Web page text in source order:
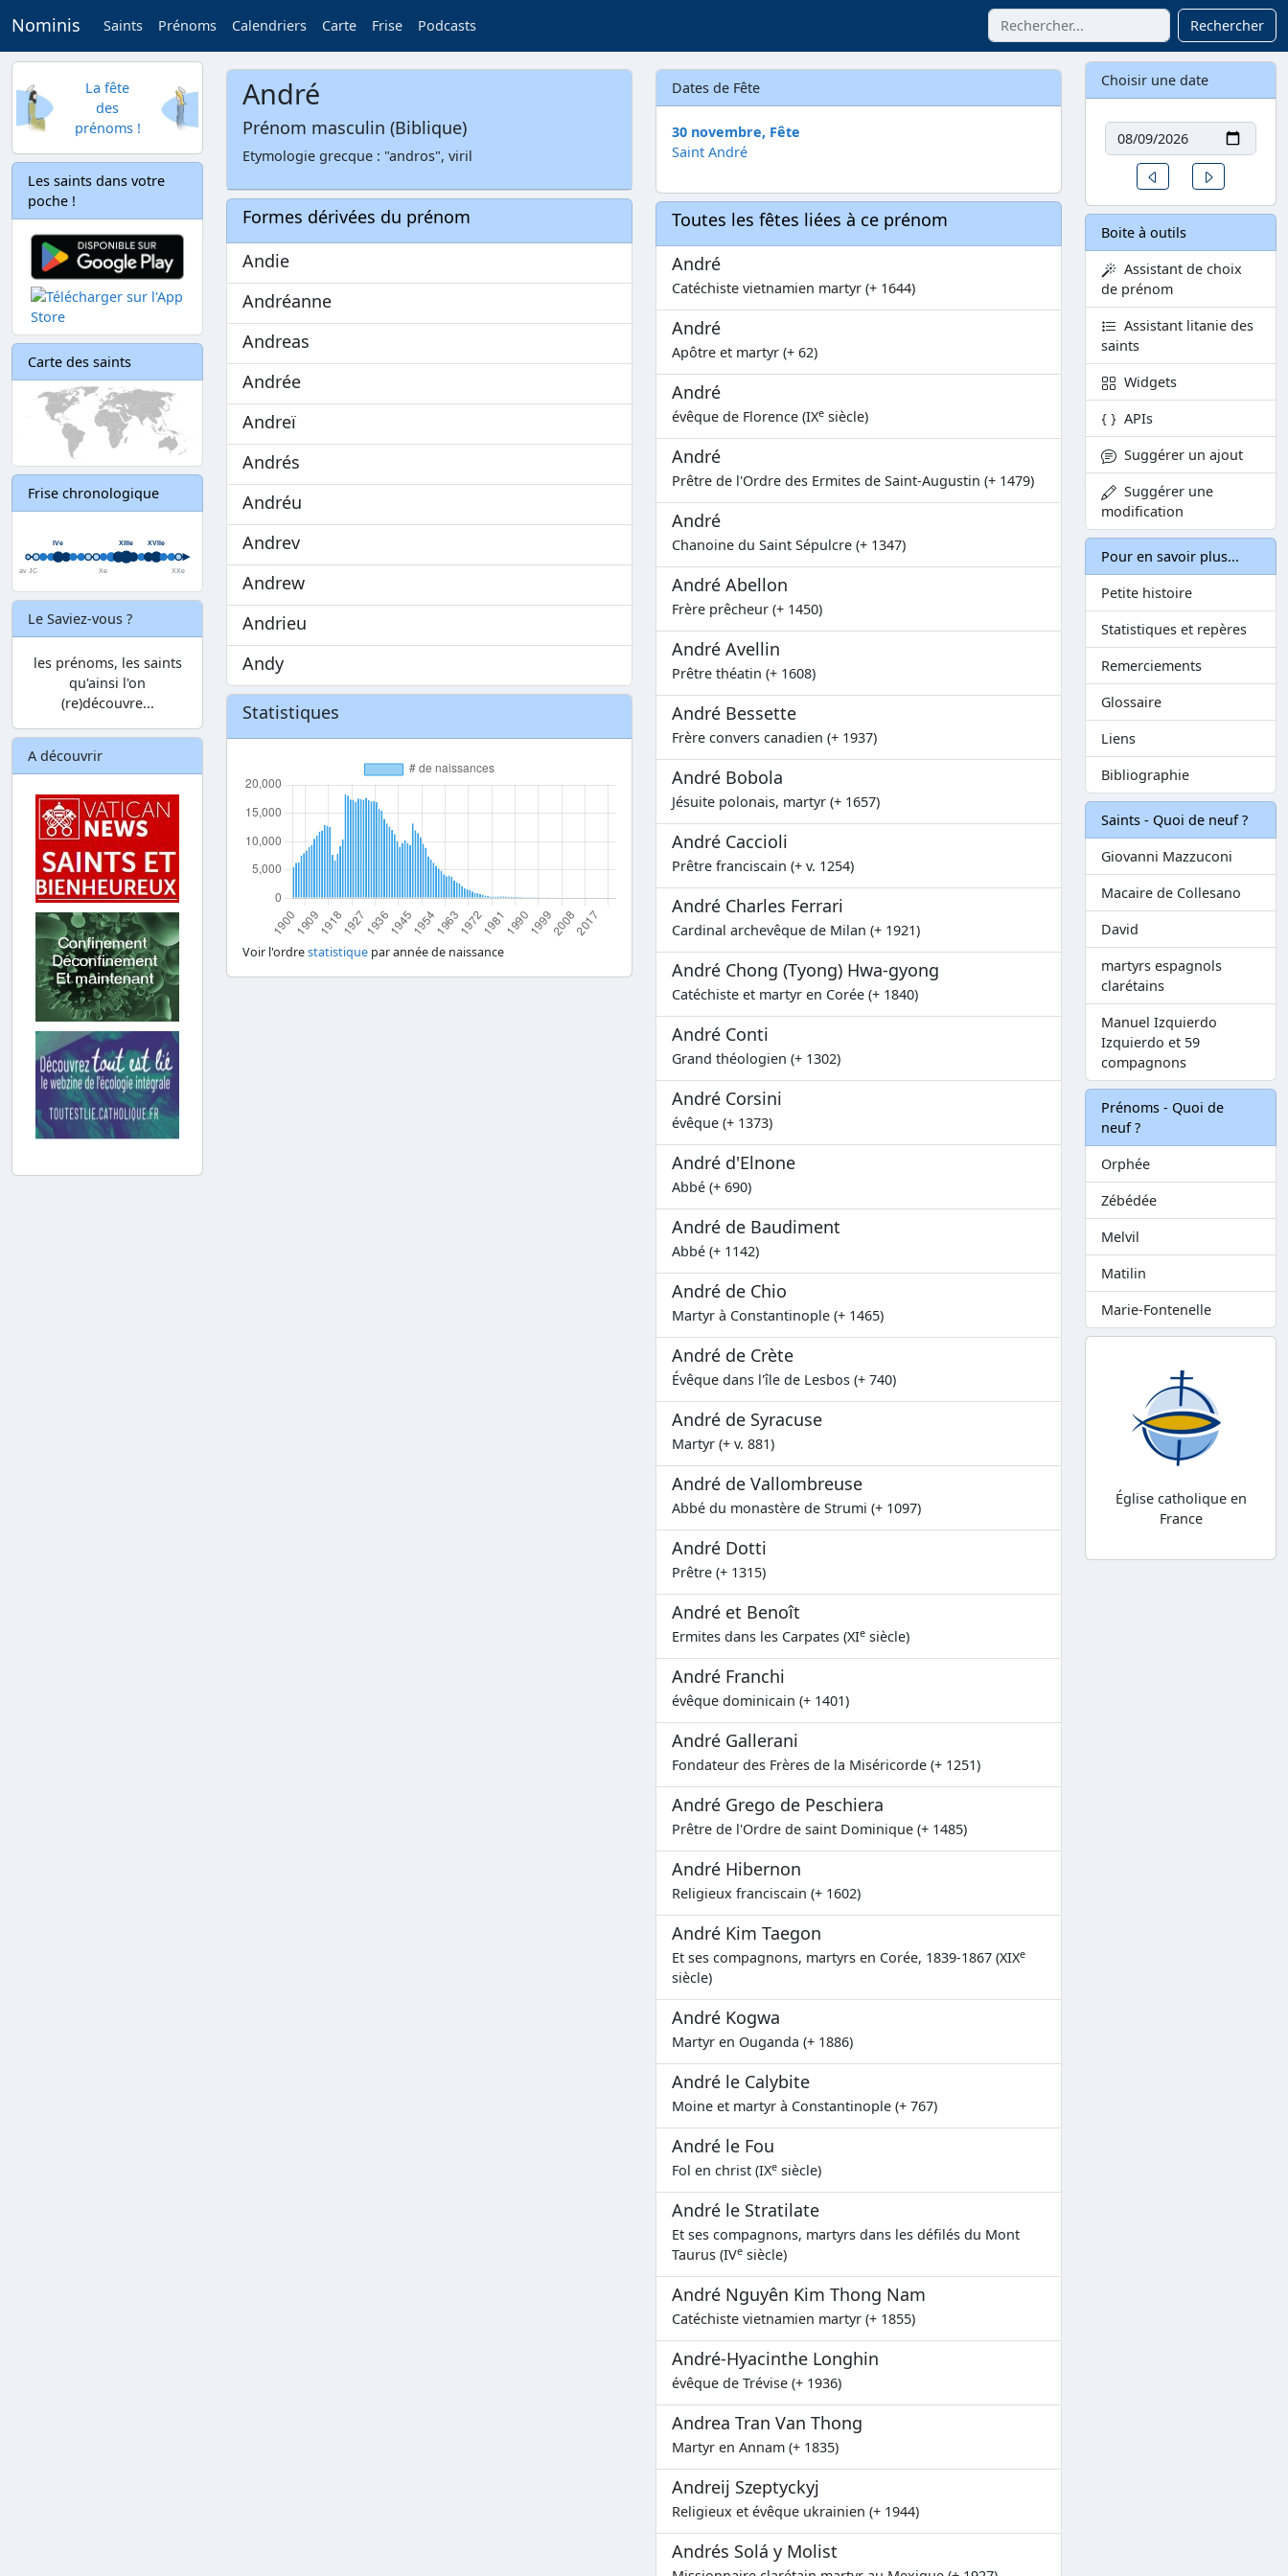
Nominis Saints Prénoms Calendriers Carte Frise Podcasts Rechercher
La fête
des
prénoms !
Les saints dans votre
poche !
Carte des saints
Frise chronologique
Le Saviez-vous ?
les prénoms, les saints
qu'ainsi l'on
(re)découvre...
A découvrir
André
Prénom masculin (Biblique)
Etymologie grecque : "andros", viril
Formes dérivées du prénom
Andie
Andréanne
Andreas
Andrée
Andreï
Andrés
Andréu
Andrev
Andrew
Andrieu
Andy
Statistiques
Voir l'ordrestatistique par année de naissance
Dates de Fête
30 novembre, Fête
Saint André
Toutes les fêtes liées à ce prénom
André
Catéchiste vietnamien martyr (+ 1644)
André
Apôtre et martyr (+ 62)
André
évêque de Florence (IXe siècle)
André
Prêtre de l'Ordre des Ermites de Saint-Augustin (+ 1479)
André
Chanoine du Saint Sépulcre (+ 1347)
André Abellon
Frère prêcheur (+ 1450)
André Avellin
Prêtre théatin (+ 1608)
André Bessette
Frère convers canadien (+ 1937)
André Bobola
Jésuite polonais, martyr (+ 1657)
André Caccioli
Prêtre franciscain (+ v. 1254)
André Charles Ferrari
Cardinal archevêque de Milan (+ 1921)
André Chong (Tyong) Hwa-gyong
Catéchiste et martyr en Corée (+ 1840)
André Conti
Grand théologien (+ 1302)
André Corsini
évêque (+ 1373)
André d'Elnone
Abbé (+ 690)
André de Baudiment
Abbé (+ 1142)
André de Chio
Martyr à Constantinople (+ 1465)
André de Crète
Évêque dans l'île de Lesbos (+ 740)
André de Syracuse
Martyr (+ v. 881)
André de Vallombreuse
Abbé du monastère de Strumi (+ 1097)
André Dotti
Prêtre (+ 1315)
André et Benoît
Ermites dans les Carpates (XIe siècle)
André Franchi
évêque dominicain (+ 1401)
André Gallerani
Fondateur des Frères de la Miséricorde (+ 1251)
André Grego de Peschiera
Prêtre de l'Ordre de saint Dominique (+ 1485)
André Hibernon
Religieux franciscain (+ 1602)
André Kim Taegon
Et ses compagnons, martyrs en Corée, 1839-1867 (XIXe
siècle)
André Kogwa
Martyr en Ouganda (+ 1886)
André le Calybite
Moine et martyr à Constantinople (+ 767)
André le Fou
Fol en christ (IXe siècle)
André le Stratilate
Et ses compagnons, martyrs dans les défilés du Mont
Taurus (IVe siècle)
André Nguyên Kim Thong Nam
Catéchiste vietnamien martyr (+ 1855)
André-Hyacinthe Longhin
évêque de Trévise (+ 1936)
Andrea Tran Van Thong
Martyr en Annam (+ 1835)
Andreij Szeptyckyj
Religieux et évêque ukrainien (+ 1944)
Andrés Solá y Molist
Choisir une date
Date
Un jour avant
Boite à outils
Assistant de choix
de prénom
Assistant litanie des
saints
Widgets
APIs
Suggérer un ajout
Suggérer une
modification
Pour en savoir plus...
Petite histoire
Statistiques et repères
Remerciements
Glossaire
Liens
Bibliographie
Saints - Quoi de neuf ?
Giovanni Mazzuconi
Macaire de Collesano
David
martyrs espagnols
clarétains
Manuel Izquierdo
Izquierdo et 59
compagnons
Prénoms - Quoi de
neuf ?
Orphée
Zébédée
Melvil
Matilin
Marie-Fontenelle
Église catholique en
France